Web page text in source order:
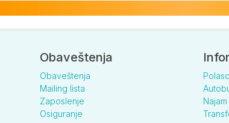
Obaveštenja
Obaveštenja
Mailing lista
Zaposlenje
Osiguranje